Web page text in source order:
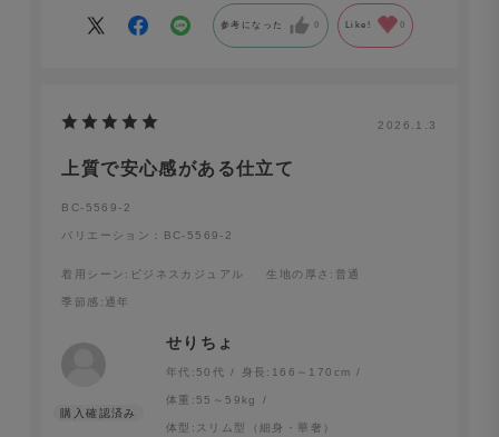
になれました！！
参考になった 0 Like! 0
2026.1.3
上質で安心感がある仕立て
BC-5569-2
バリエーション：BC-5569-2
着用シーン :ビジネスカジュアル 生地の厚さ :普通
季節感 :通年
せりちょ
年代: 50代 身長: 166～170cm
体重: 55～59kg
体型: スリム型（細身・華奢）